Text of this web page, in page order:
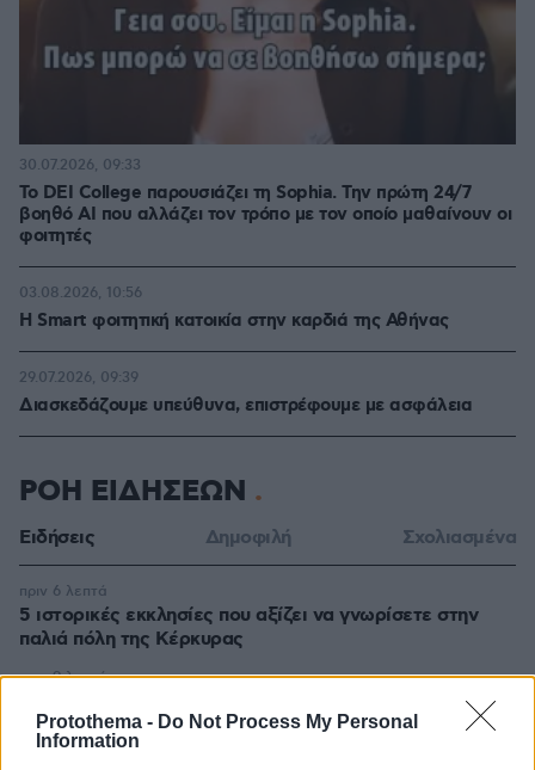
Protothema - Do Not Process My Personal
Information
Το DEI College παρουσιάζει τη Sophia. Την πρώτη 24/7
βοηθό AI που αλλάζει τον τρόπο με τον οποίο μαθαίνουν οι
φοιτητές
30.07.2026, 09:33
Η Smart φοιτητική κατοικία στην καρδιά της Αθήνας
03.08.2026, 10:56
Διασκεδάζουμε υπεύθυνα, επιστρέφουμε με ασφάλεια
29.07.2026, 09:39
ΡΟΗ ΕΙΔΗΣΕΩΝ
Ειδήσεις Δημοφιλή Σχολιασμένα
5 ιστορικές εκκλησίες που αξίζει να γνωρίσετε στην
παλιά πόλη της Κέρκυρας
πριν 6 λεπτά
πριν 9 λεπτά
πριν 16 λεπτά